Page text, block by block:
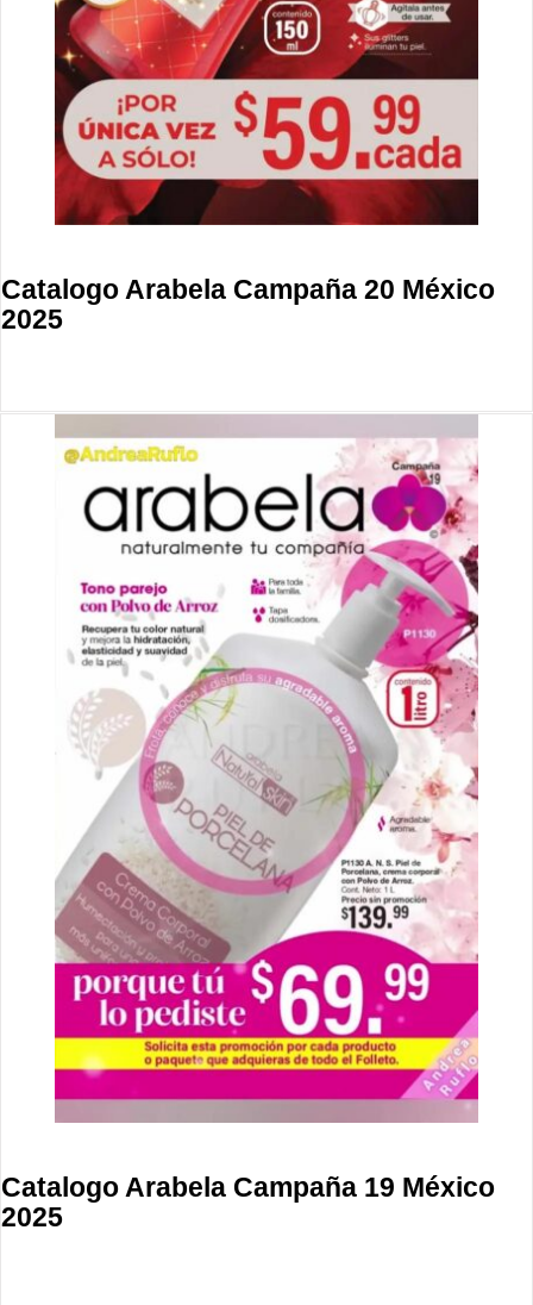
Catalogo Arabela Campaña 20 México
2025
Catalogo Arabela Campaña 19 México
2025